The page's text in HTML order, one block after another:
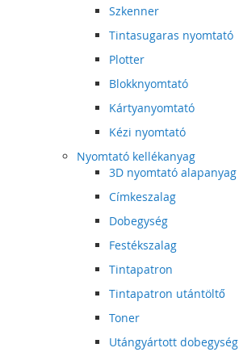
Szkenner
Tintasugaras nyomtató
Plotter
Blokknyomtató
Kártyanyomtató
Kézi nyomtató
Nyomtató kellékanyag
3D nyomtató alapanyag
Címkeszalag
Dobegység
Festékszalag
Tintapatron
Tintapatron utántöltő
Toner
Utángyártott dobegység